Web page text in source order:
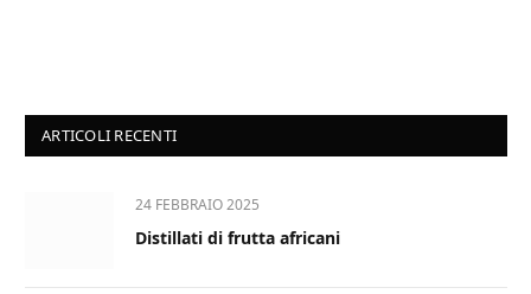
ARTICOLI RECENTI
24 FEBBRAIO 2025
Distillati di frutta africani